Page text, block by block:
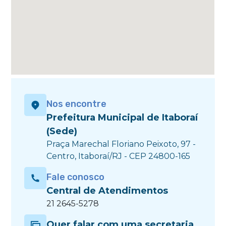
Nos encontre
Prefeitura Municipal de Itaboraí
(Sede)
Praça Marechal Floriano Peixoto, 97 -
Centro, Itaboraí/RJ - CEP 24800-165
Fale conosco
Central de Atendimentos
21 2645-5278